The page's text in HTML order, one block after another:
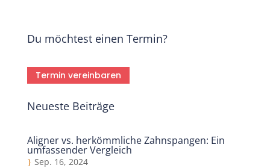
Du möchtest einen Termin?
Termin vereinbaren
Neueste Beiträge
Aligner vs. herkömmliche Zahnspangen: Ein
umfassender Vergleich
Sep. 16, 2024